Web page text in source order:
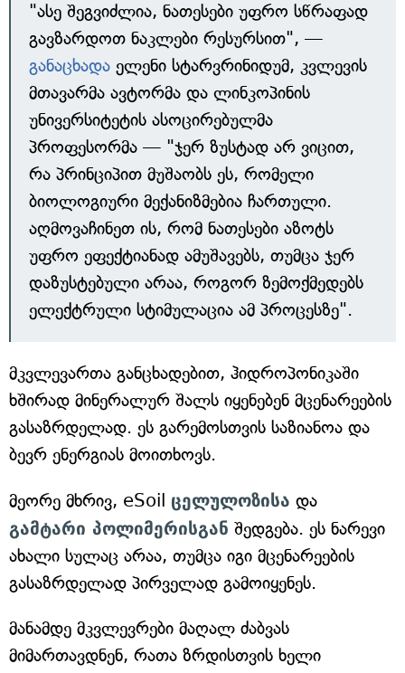
"ასე შეგვიძლია, ნათესები უფრო სწრაფად
გავზარდოთ ნაკლები რესურსით", —
განაცხადა ელენი სტარვრინიდუმ, კვლევის
მთავარმა ავტორმა და ლინკოპინის
უნივერსიტეტის ასოცირებულმა
პროფესორმა — "ჯერ ზუსტად არ ვიცით,
რა პრინციპით მუშაობს ეს, რომელი
ბიოლოგიური მექანიზმებია ჩართული.
აღმოვაჩინეთ ის, რომ ნათესები აზოტს
უფრო ეფექტიანად ამუშავებს, თუმცა ჯერ
დაზუსტებული არაა, როგორ ზემოქმედებს
ელექტრული სტიმულაცია ამ პროცესზე".
მკვლევართა განცხადებით, ჰიდროპონიკაში
ხშირად მინერალურ შალს იყენებენ მცენარეების
გასაზრდელად. ეს გარემოსთვის საზიანოა და
ბევრ ენერგიას მოითხოვს.
მეორე მხრივ, eSoil ცელულოზისა და
გამტარი პოლიმერისგან შედგება. ეს ნარევი
ახალი სულაც არაა, თუმცა იგი მცენარეების
გასაზრდელად პირველად გამოიყენეს.
მანამდე მკვლევრები მაღალ ძაბვას
მიმართავდნენ, რათა ზრდისთვის ხელი